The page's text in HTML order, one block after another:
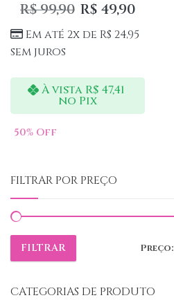
R$99,90 R$ 49,90
Em até 2x de R$ 24,95
sem juros
À vista R$ 47,41
no Pix
50% Off
FILTRAR POR PREÇO
Preço
Preço
FILTRAR Preço:
CATEGORIAS DE PRODUTO